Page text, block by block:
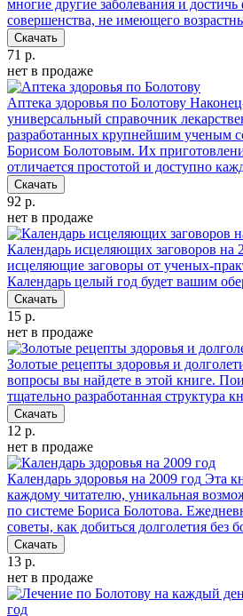
многие другие заболевания и достичь
совершенства, не имеющего
Скачать
71 р.
нет в продаже
Аптека здоровья по Болотову
универсальный справочник
разработанных крупнейшим ученым
Борисом Болотовым. Их
отличается простотой и доступно
Скачать
92 р.
нет в продаже
Календарь исцеляющих заговоров на
исцеляющие заговоры от ученых-
Календарь целый год будет вашим
Скачать
15 р.
нет в продаже
Золотые рецепты здоровья и
вопросы вы найдете в этой книге.
тщательно разработанная структура
Скачать
12 р.
нет в продаже
Календарь здоровья на 2009 год Эта
каждому читателю, уникальная
по системе Бориса Болотова.
советы, как добиться долголетия без
Скачать
13 р.
нет в продаже